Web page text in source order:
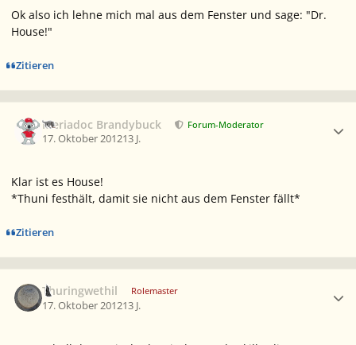
Ok also ich lehne mich mal aus dem Fenster und sage: "Dr.
House!"
Zitieren
Meriadoc Brandybuck Forum-Moderator
17. Oktober 201213 J.
Klar ist es House!
*Thuni festhält, damit sie nicht aus dem Fenster fällt*
Zitieren
Thuringwethil Rolemaster
17. Oktober 201213 J.